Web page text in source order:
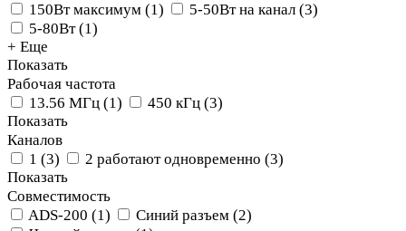
150Вт максимум (1) 5-50Вт на канал (3)
5-80Вт(1)
+ Еще
Показать
Рабочая частота
13.56 МГц (1) 450 кГц (3)
Показать
Каналов
1 (3) 2 работают одновременно (3)
Показать
Совместимость
ADS-200 (1) Синий разъем (2)